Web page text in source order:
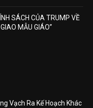
SÁCH CỦA TRUMP VỀ
MẪU GIÁO”
Vạch Ra Kế Hoạch Khác